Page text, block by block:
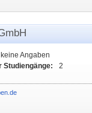
keine Angaben
Studiengänge:
2